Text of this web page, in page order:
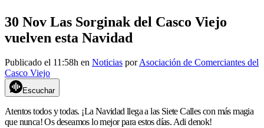
30 Nov Las Sorginak del Casco Viejo
vuelven esta Navidad
Publicado el 11:58h en Noticias porAsociación de Comerciantes del
Casco Viejo
Escuchar
Atentos todos y todas. ¡La Navidad llega a las Siete Calles con más magia
que nunca! Os deseamos lo mejor para estos días. Adi denok!